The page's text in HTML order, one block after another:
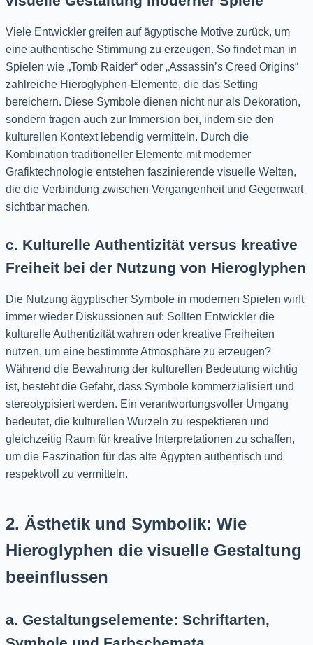
Viele Entwickler greifen auf ägyptische Motive zurück, um
eine authentische Stimmung zu erzeugen. So findet man in
Spielen wie „Tomb Raider“ oder „Assassin’s Creed Origins“
zahlreiche Hieroglyphen-Elemente, die das Setting
bereichern. Diese Symbole dienen nicht nur als Dekoration,
sondern tragen auch zur Immersion bei, indem sie den
kulturellen Kontext lebendig vermitteln. Durch die
Kombination traditioneller Elemente mit moderner
Grafiktechnologie entstehen faszinierende visuelle Welten,
die die Verbindung zwischen Vergangenheit und Gegenwart
sichtbar machen.
c. Kulturelle Authentizität versus kreative
Freiheit bei der Nutzung von Hieroglyphen
Die Nutzung ägyptischer Symbole in modernen Spielen wirft
immer wieder Diskussionen auf: Sollten Entwickler die
kulturelle Authentizität wahren oder kreative Freiheiten
nutzen, um eine bestimmte Atmosphäre zu erzeugen?
Während die Bewahrung der kulturellen Bedeutung wichtig
ist, besteht die Gefahr, dass Symbole kommerzialisiert und
stereotypisiert werden. Ein verantwortungsvoller Umgang
bedeutet, die kulturellen Wurzeln zu respektieren und
gleichzeitig Raum für kreative Interpretationen zu schaffen,
um die Faszination für das alte Ägypten authentisch und
respektvoll zu vermitteln.
2. Ästhetik und Symbolik: Wie
Hieroglyphen die visuelle Gestaltung
beeinflussen
a. Gestaltungselemente: Schriftarten,